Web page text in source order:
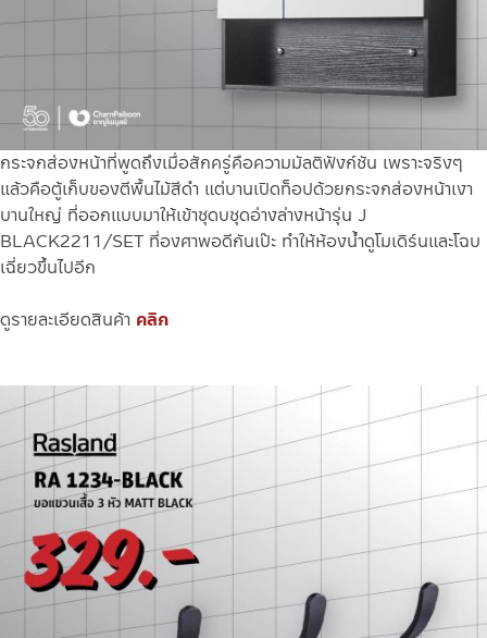
กระจกส่องหน้าที่พูดถึงเมื่อสักครู่คือความมัลติฟังก์ชัน เพราะจริงๆ
แล้วคือตู้เก็บของตีพื้นไม้สีดำ แต่บานเปิดท็อปด้วยกระจกส่องหน้าเงา
บานใหญ่ ที่ออกแบบมาให้เข้าชุดบชุดอ่างล่างหน้ารุ่น J
BLACK2211/SET ที่องศาพอดีกันเป๊ะ ทำให้ห้องน้ำดูโมเดิร์นและโฉบ
เฉี่ยวขึ้นไปอีก
ดูรายละเอียดสินค้า คลิก